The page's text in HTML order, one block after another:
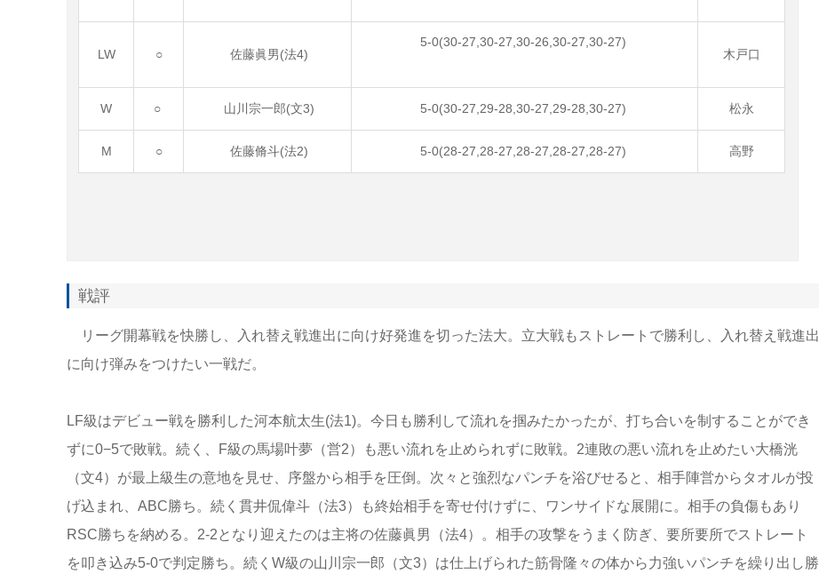
LW ○ 佐藤眞男(法4)
5-0(30-27,30-27,30-26,30-27,30-27)
木戸口
W ○ 山川宗一郎(文3) 5-0(30-27,29-28,30-27,29-28,30-27) 松永
M ○ 佐藤脩斗(法2) 5-0(28-27,28-27,28-27,28-27,28-27) 高野
戦評
リーグ開幕戦を快勝し、入れ替え戦進出に向け好発進を切った法大。立大戦もストレートで勝利し、入れ替え戦進出
に向け弾みをつけたい一戦だ。
LF級はデビュー戦を勝利した河本航太生(法1)。今日も勝利して流れを掴みたかったが、打ち合いを制することができ
ずに0−5で敗戦。続く、F級の馬場叶夢（営2）も悪い流れを止められずに敗戦。2連敗の悪い流れを止めたい大橋洸
（文4）が最上級生の意地を見せ、序盤から相手を圧倒。次々と強烈なパンチを浴びせると、相手陣営からタオルが投
げ込まれ、ABC勝ち。続く貫井侃偉斗（法3）も終始相手を寄せ付けずに、ワンサイドな展開に。相手の負傷もあり
RSC勝ちを納める。2-2となり迎えたのは主将の佐藤眞男（法4）。相手の攻撃をうまく防ぎ、要所要所でストレート
を叩き込み5-0で判定勝ち。続くW級の山川宗一郎（文3）は仕上げられた筋骨隆々の体から力強いパンチを繰り出し勝